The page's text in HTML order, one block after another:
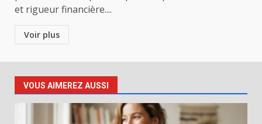
et rigueur financière....
Voir plus
VOUS AIMEREZ AUSSI